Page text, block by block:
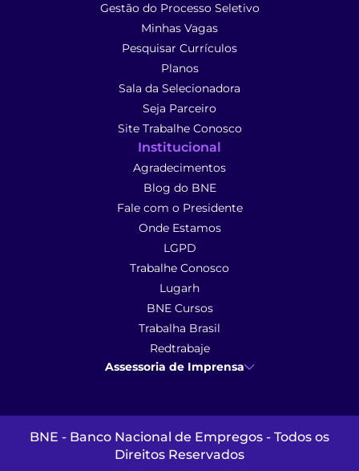
Gestão do Processo Seletivo
Minhas Vagas
Pesquisar Currículos
Planos
Sala da Selecionadora
Seja Parceiro
Site Trabalhe Conosco
Institucional
Agradecimentos
Blog do BNE
Fale com o Presidente
Onde Estamos
LGPD
Trabalhe Conosco
Lugarh
BNE Cursos
Trabalha Brasil
Redtrabaje
Assessoria de Imprensa
(41) 9 9102-1413
BNE - Banco Nacional de Empregos - Todos os
Direitos Reservados